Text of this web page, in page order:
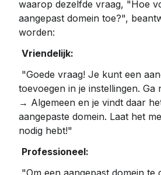
waarop dezelfde vraag, "Hoe
aangepast domein toe?",
worden:
Vriendelijk:
toevoegen in je instellingen. Ga
→ Algemeen en je vindt daar
aangepaste domein. Laat het
nodig hebt!"
Professioneel: